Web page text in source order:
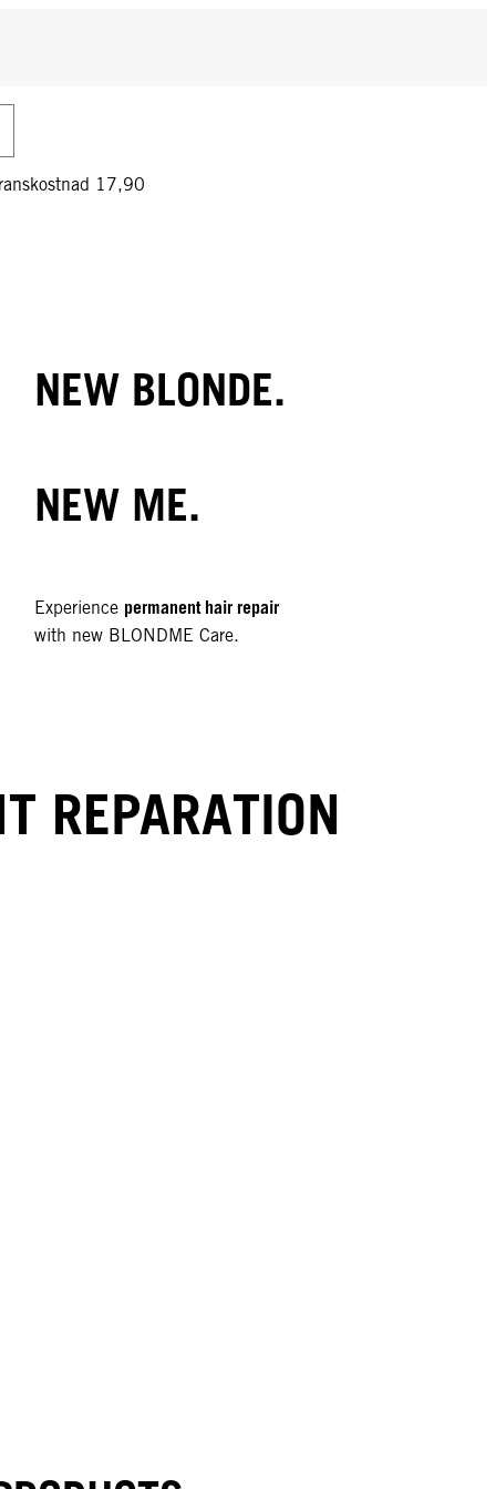
17,90
NEW BLONDE.
NEW ME.
Experience permanent hair repair
with new BLONDME Care.
REPARATION